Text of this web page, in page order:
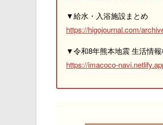
▼給水・入浴施設まとめ
https://higojournal.com/
▼令和8年熊本地震 生活情
https://imacoco-